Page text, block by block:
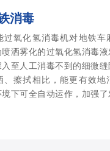
消毒
过氧化氢消毒机对地铁车
洒雾化的过氧化氢消毒
至人工消毒不到的细微
、擦拭相比，能更有效地
下可全自动运作，加强